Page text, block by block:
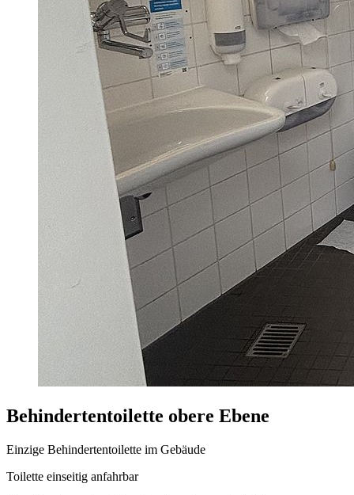
Behindertentoilette obere Ebene
Einzige Behindertentoilette im Gebäude
Toilette einseitig anfahrbar